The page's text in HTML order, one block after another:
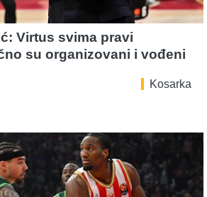
Virtus svima pravi
su organizovani i vođeni
Kosarka